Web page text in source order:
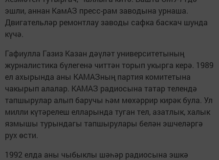
эшли, аннан КамАЗ пресс-рам заводына урнаша.
Двигательләр ремонтлау заводы сафка баскач шунда
күчә.
Гафиулла Газиз Казан дәүләт университетының
журналистика бүлегенә читтән торып укырга керә. 1989
ел ахырында аны КАМАЗның партия комитетына
чакырып алалар. КАМАЗ радиосына татар телендә
тапшырулар алып баручы һәм мөхәррир кирәк була. Ул
милли күтәрелеш елларында туган тел, азатлык, халык
язмышы турындагы тапшырулары белән эшчеләргә
рух өсти.
1992 елда аны чыбыклы шәһәр радиосына эшкә